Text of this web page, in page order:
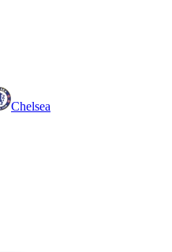
Chelsea